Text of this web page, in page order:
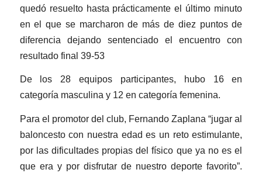
quedó resuelto hasta prácticamente el último minuto
en el que se marcharon de más de diez puntos de
diferencia dejando sentenciado el encuentro con
resultado final 39-53
De los 28 equipos participantes, hubo 16 en
categoría masculina y 12 en categoría femenina.
Para el promotor del club, Fernando Zaplana “jugar al
baloncesto con nuestra edad es un reto estimulante,
por las dificultades propias del físico que ya no es el
que era y por disfrutar de nuestro deporte favorito”.